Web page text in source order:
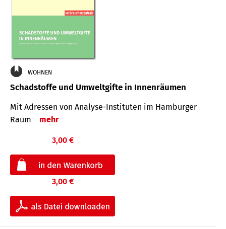
WOHNEN
Schadstoffe und Umweltgifte in Innenräumen
Mit Adressen von Analyse-Insti­tuten im Hamburger
Raum
mehr
3,00 €
3,00 €